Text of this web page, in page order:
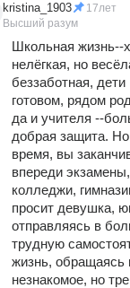
kristina_1903
Высший разум
17лет
Школьная жизнь--
нелёгкая, но
беззаботная,
готовом, рядом
да и учителя --
добрая защита.
время, вы
впереди
колледжи,
просит девушка,
отправляясь в
трудную
жизнь, обращаясь
незнакомое, но